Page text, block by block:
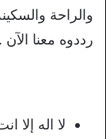
والراحة
رددوه معنا الآن .
لا اله إلا